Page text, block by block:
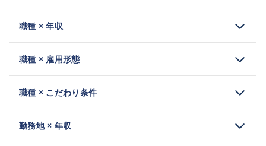
職種 × 年収
職種 × 雇用形態
職種 × こだわり条件
勤務地 × 年収